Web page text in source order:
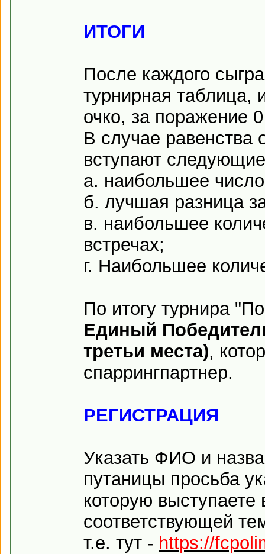
ИТОГИ
После каждого
турнирная таблица,
очко, за поражение
В случае равенства
вступают
а. наибольшее
б. лучшая разница
в. наибольшее
встречах;
г. Наибольшее
По итогу турнира
Единый
третьи места),
спаррингпартнер.
РЕГИСТРАЦИЯ
Указать ФИО и
путаницы просьба
которую
соответствующей
т.е. тут - https://